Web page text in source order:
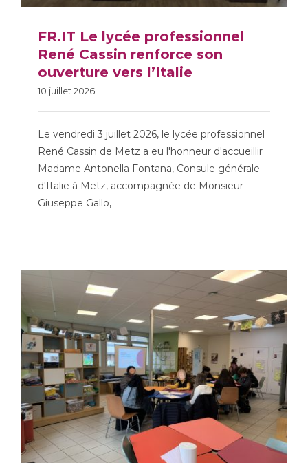
FR.IT Le lycée
professionnel René
Cassin renforce son
ouverture vers l’Italie
FR.IT Le lycée professionnel
René Cassin renforce son
ouverture vers l’Italie
10 juillet 2026
Le vendredi 3 juillet 2026, le lycée professionnel
René Cassin de Metz a eu l'honneur d'accueillir
Madame Antonella Fontana, Consule générale
d'Italie à Metz, accompagnée de Monsieur
Giuseppe Gallo,